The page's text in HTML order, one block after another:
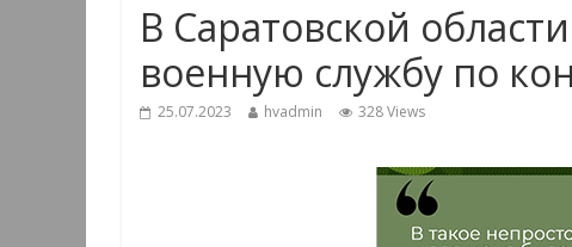
В Саратовской
военную службу по
25.07.2023 hvadmin 328 Views